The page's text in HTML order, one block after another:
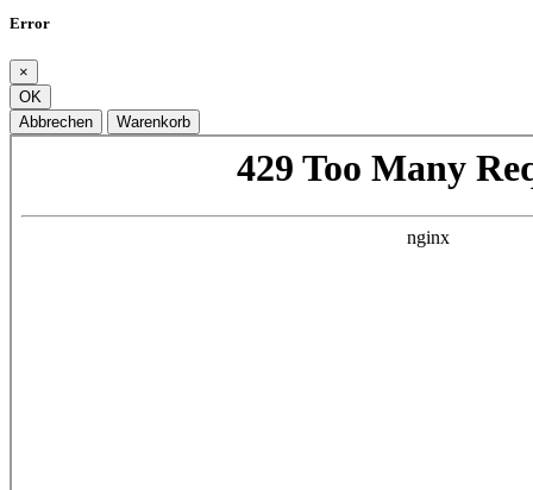
Error
×
OK
Abbrechen
Warenkorb